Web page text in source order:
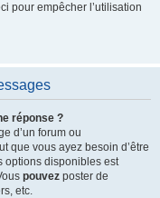
pour empêcher l’utilisation
réponse ?
d’un forum ou
que vous ayez besoin d’être
options disponibles est
pouvez poster de
etc.